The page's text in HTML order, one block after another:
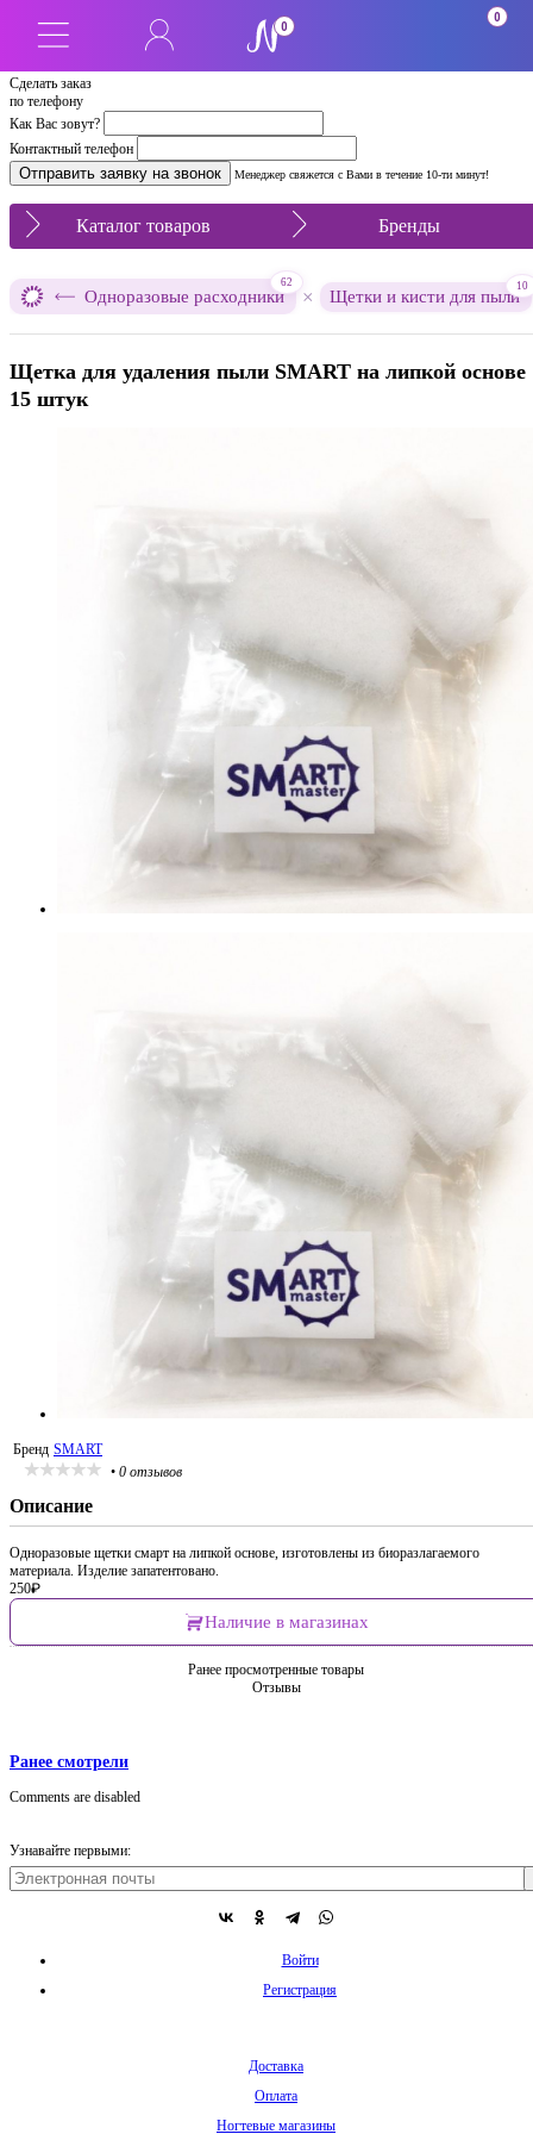
Сделать заказ
по телефону
Как Вас зовут?
Контактный телефон
Менеджер свяжется с Вами в течение 10-ти минут!
0
0
Каталог товаров Бренды
Одноразовые расходники
62
× Щетки и кисти для пыли
10
Щетка для удаления пыли SMART на липкой основе
15 штук
Бренд SMART
• 0 отзывов
Описание
Одноразовые щетки смарт на липкой основе, изготовлены из биоразлагаемого
материала. Изделие запатентовано.
250₽
Наличие в магазинах
Ранее просмотренные товары
Отзывы
Ранее смотрели
Comments are disabled
Узнавайте первыми:
Войти
Регистрация
Доставка
Оплата
Ногтевые магазины